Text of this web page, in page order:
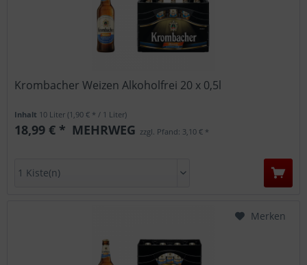
Krombacher Weizen Alkoholfrei 20 x 0,5l
Inhalt 10 Liter(1,90 € * / 1 Liter)
18,99 € * MEHRWEG zzgl. Pfand: 3,10 € *
Merken